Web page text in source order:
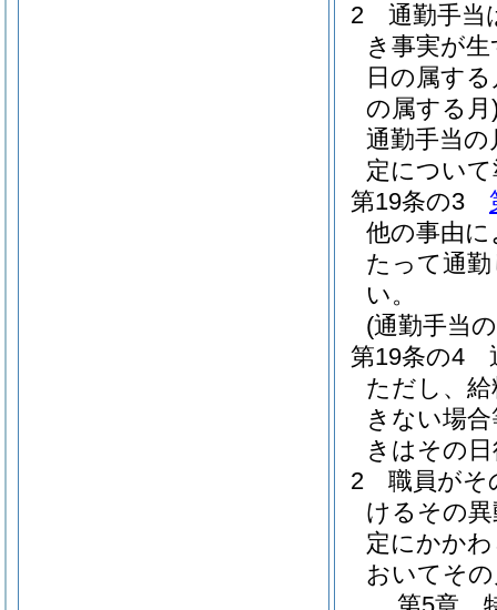
2
通勤手当
き事実が
日の属す
の属する月
通勤手当
定につい
第19条の3
他の事由
たって通
い。
(通勤手当
第19条の4
ただし、
きない場
きはその
2
職員がそ
けるその
定にかか
おいてそ